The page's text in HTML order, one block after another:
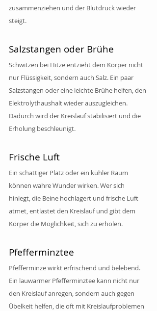
zusammenziehen und der Blutdruck wieder
steigt.
Salzstangen oder Brühe
Schwitzen bei Hitze entzieht dem Körper nicht
nur Flüssigkeit, sondern auch Salz. Ein paar
Salzstangen oder eine leichte Brühe helfen, den
Elektrolythaushalt wieder auszugleichen.
Dadurch wird der Kreislauf stabilisiert und die
Erholung beschleunigt.
Frische Luft
Ein schattiger Platz oder ein kühler Raum
können wahre Wunder wirken. Wer sich
hinlegt, die Beine hochlagert und frische Luft
atmet, entlastet den Kreislauf und gibt dem
Körper die Möglichkeit, sich zu erholen.
Pfefferminztee
Pfefferminze wirkt erfrischend und belebend.
Ein lauwarmer Pfefferminztee kann nicht nur
den Kreislauf anregen, sondern auch gegen
Übelkeit helfen, die oft mit Kreislaufproblemen